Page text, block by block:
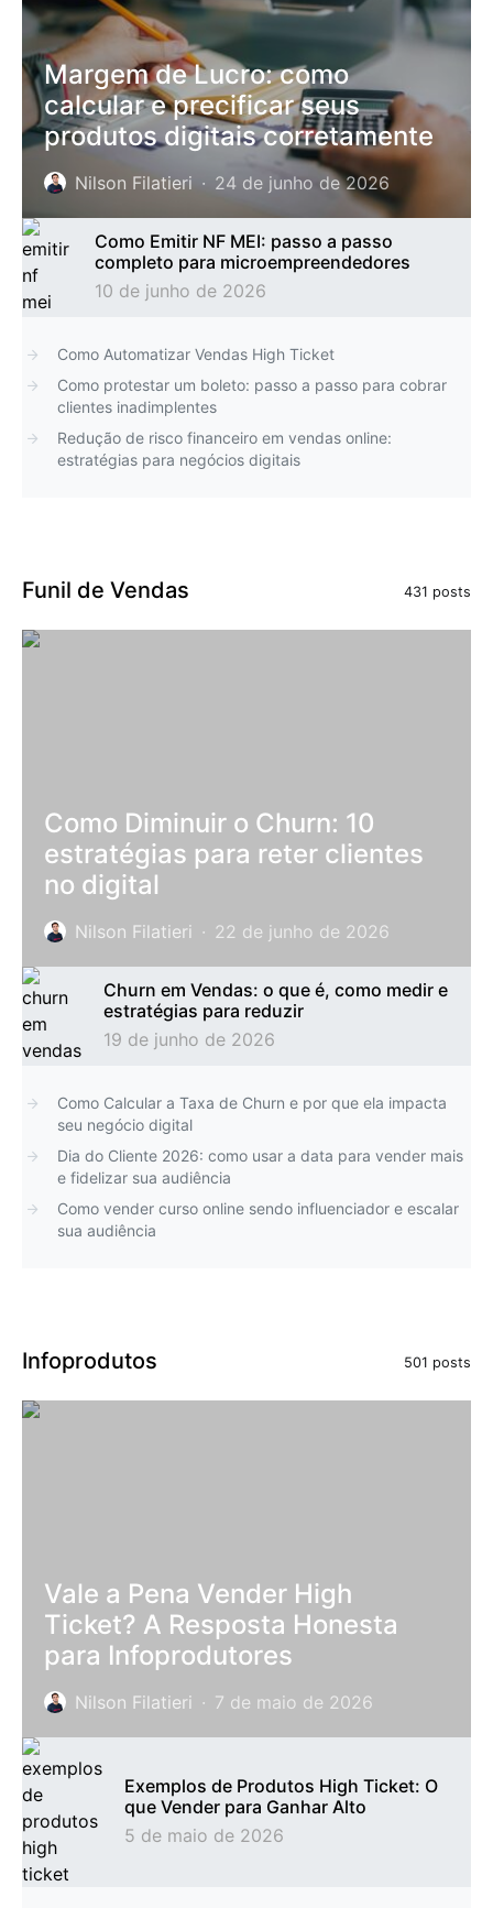
Margem de Lucro: como
calcular e precificar seus
produtos digitais corretamente
Nilson Filatieri 24 de junho de 2026
Como Emitir NF MEI: passo a passo
completo para microempreendedores
10 de junho de 2026
Como Automatizar Vendas High Ticket
Como protestar um boleto: passo a passo para cobrar
clientes inadimplentes
Redução de risco financeiro em vendas online:
estratégias para negócios digitais
Funil de Vendas 431 posts
Como Diminuir o Churn: 10
estratégias para reter clientes
no digital
Nilson Filatieri 22 de junho de 2026
Churn em Vendas: o que é, como medir e
estratégias para reduzir
19 de junho de 2026
Como Calcular a Taxa de Churn e por que ela impacta
seu negócio digital
Dia do Cliente 2026: como usar a data para vender mais
e fidelizar sua audiência
Como vender curso online sendo influenciador e escalar
sua audiência
Infoprodutos 501 posts
Vale a Pena Vender High
Ticket? A Resposta Honesta
para Infoprodutores
Nilson Filatieri 7 de maio de 2026
Exemplos de Produtos High Ticket: O
que Vender para Ganhar Alto
5 de maio de 2026